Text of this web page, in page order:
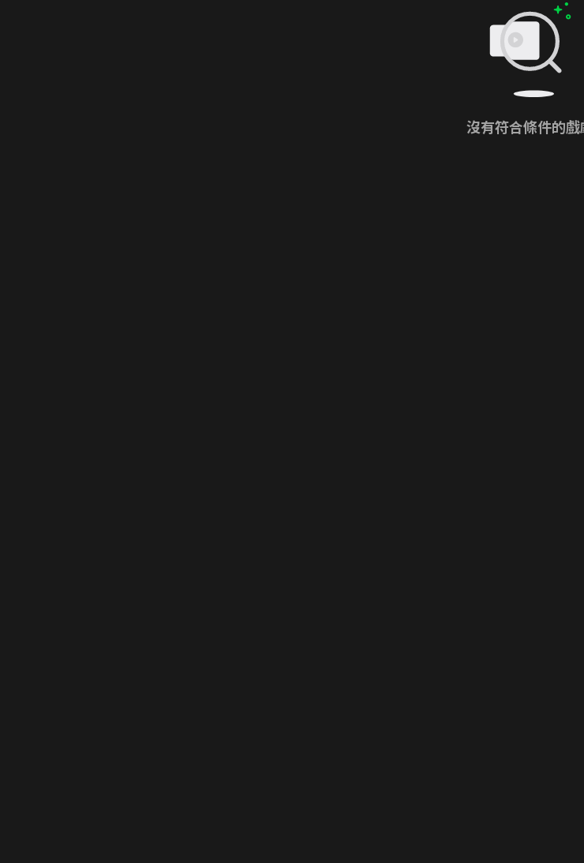
沒有符合條件的戲